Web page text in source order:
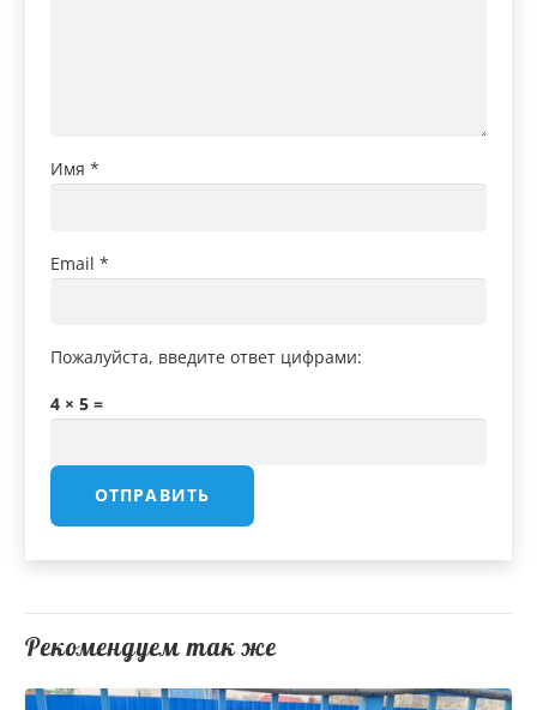
Имя *
Email *
Пожалуйста, введите ответ цифрами:
4 × 5 =
Рекомендуем так же